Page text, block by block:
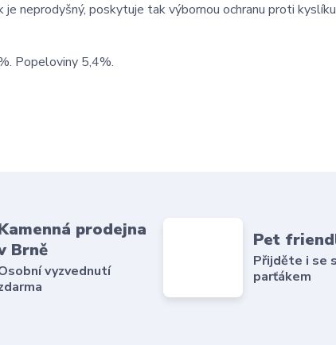
neprodyšný, poskytuje tak výbornou ochranu proti
Popeloviny 5,4%.
prodejna
Brně
vyzvednutí
Pet
Přijděte i se
parťákem